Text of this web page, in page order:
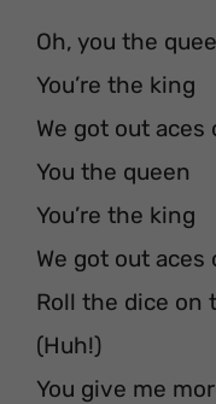
Oh, you the
You’re the king
We got out aces
You the queen
You’re the king
We got out aces
Roll the dice on
(Huh!)
You give me